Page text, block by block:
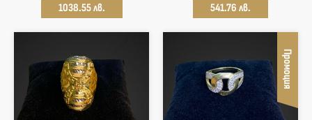
1038.55 лв.
541.76 лв.
Промоция